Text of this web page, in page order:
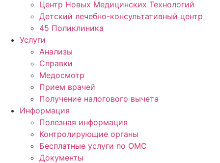
Центр Новых Медицинских Технологий
Детский лечебно-консультативный центр
45 Поликлиника
Услуги
Анализы
Справки
Медосмотр
Прием врачей
Получение налогового вычета
Информация
Полезная информация
Контролирующие органы
Бесплатные услуги по ОМС
Документы